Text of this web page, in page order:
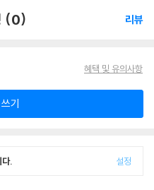
(0) 리뷰
혜택 및 유의사항
기
. 설정